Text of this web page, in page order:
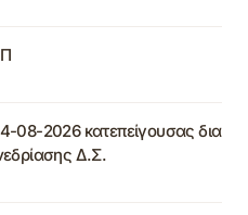
2026 κατεπείγουσας δια
Δ.Σ.